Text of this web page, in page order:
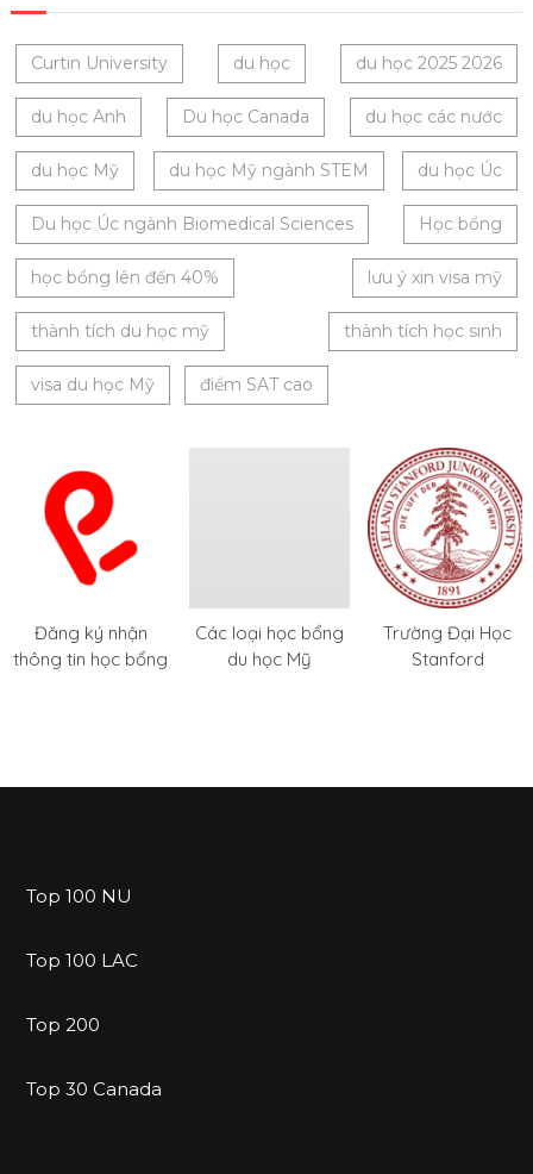
Curtin University du học du học 2025 2026
du học Anh Du học Canada du học các nước
du học Mỹ du học Mỹ ngành STEM du học Úc
Du học Úc ngành Biomedical Sciences Học bổng
học bổng lên đến 40% lưu ý xin visa mỹ
thành tích du học mỹ thành tích học sinh
visa du học Mỹ điểm SAT cao
Đăng ký nhận
thông tin học bổng
Các loại học bổng
du học Mỹ
Trường Đại Học
Stanford
Top 100 NU
Top 100 LAC
Top 200
Top 30 Canada